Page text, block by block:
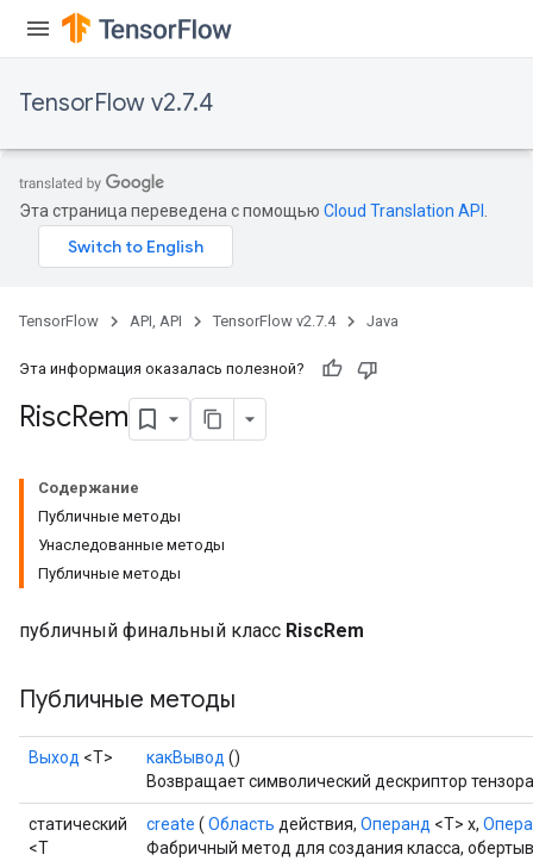
TensorFlow v2.7.4
Эта страница переведена с помощью Cloud Translation API
TensorFlow API, API TensorFlow v2.7.4 Java
Эта информация оказалась полезной?
RiscRem
Содержание
Публичные методы
Унаследованные методы
Публичные методы
публичный финальный класс RiscRem
Публичные методы
Выход <Т> какВывод ()
Возвращает символический дескриптор
статический
<T
create ( Область действия, Операнд <T> x,
Фабричный метод для создания класса,